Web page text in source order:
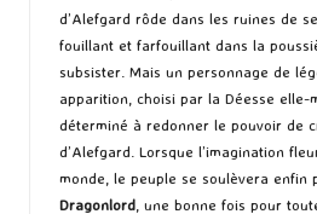
d’Alefgard rôde dans les ruines de
fouillant et farfouillant dans la
subsister. Mais un personnage de
apparition, choisi par la Déesse elle-
déterminé à redonner le pouvoir de
d’Alefgard. Lorsque l’imagination
monde, le peuple se soulèvera
Dragonlord, une bonne fois pour